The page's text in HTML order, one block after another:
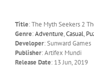
Title: The Myth Seekers 2
Genre:Adventure,Casual,
Developer: Sunward Games
Publisher: Artifex Mundi
Release Date: 13 Jun, 2019